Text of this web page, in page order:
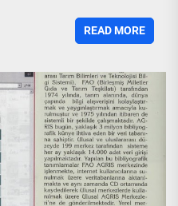
READ MORE